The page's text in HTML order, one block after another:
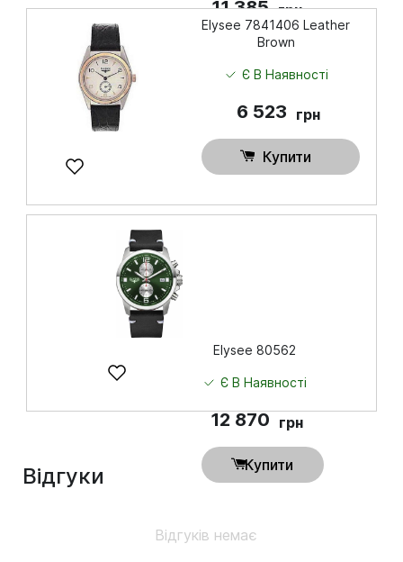
11 385 грн
Купити
Elysee 7841406 Leather
Brown
Є В Наявності
6 523 грн
Купити
Elysee 80562
Є В Наявності
12 870 грн
Купити
Відгуки
Відгуків немає